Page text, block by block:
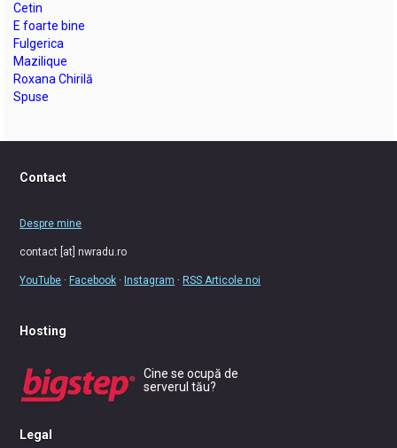
Cetin
E foarte bine
Fulgerica
Mazilique
Roxana Chirilă
Spuse
Contact
Despre mine
contact [at] nwradu.ro
YouTube · Facebook · Instagram · RSS Articole noi
Hosting
Cine se ocupă de
serverul tău?
Legal